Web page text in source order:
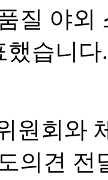
질 야외
했습니다.
원회와
의견 전